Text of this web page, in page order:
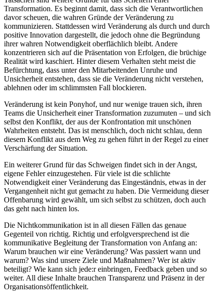
Transformation. Es beginnt damit, dass sich die Verantwortlichen
davor scheuen, die wahren Gründe der Veränderung zu
kommunizieren. Stattdessen wird Veränderung als durch und durch
positive Innovation dargestellt, die jedoch ohne die Begründung
ihrer wahren Notwendigkeit oberflächlich bleibt. Andere
konzentrieren sich auf die Präsentation von Erfolgen, die brüchige
Realität wird kaschiert. Hinter diesem Verhalten steht meist die
Befürchtung, dass unter den Mitarbeitenden Unruhe und
Unsicherheit entstehen, dass sie die Veränderung nicht verstehen,
ablehnen oder im schlimmsten Fall blockieren.
Veränderung ist kein Ponyhof, und nur wenige trauen sich, ihren
Teams die Unsicherheit einer Transformation zuzumuten – und sich
selbst den Konflikt, der aus der Konfrontation mit unschönen
Wahrheiten entsteht. Das ist menschlich, doch nicht schlau, denn
diesem Konflikt aus dem Weg zu gehen führt in der Regel zu einer
Verschärfung der Situation.
Ein weiterer Grund für das Schweigen findet sich in der Angst,
eigene Fehler einzugestehen. Für viele ist die schlichte
Notwendigkeit einer Veränderung das Eingeständnis, etwas in der
Vergangenheit nicht gut gemacht zu haben. Die Vermeidung dieser
Offenbarung wird gewählt, um sich selbst zu schützen, doch auch
das geht nach hinten los.
Die Nichtkommunikation ist in all diesen Fällen das genaue
Gegenteil von richtig. Richtig und erfolgversprechend ist die
kommunikative Begleitung der Transformation von Anfang an:
Warum brauchen wir eine Veränderung? Was passiert wann und
warum? Was sind unsere Ziele und Maßnahmen? Wer ist aktiv
beteiligt? Wie kann sich jede:r einbringen, Feedback geben und so
weiter. All diese Inhalte brauchen Transparenz und Präsenz in der
Organisationsöffentlichkeit.